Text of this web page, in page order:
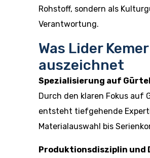
Rohstoff, sondern als
Verantwortung.
Was Lider Kemer
auszeichnet
Spezialisierung auf Gürtel
Durch den klaren Fokus auf
entsteht tiefgehende
Materialauswahl bis
Produktionsdisziplin und